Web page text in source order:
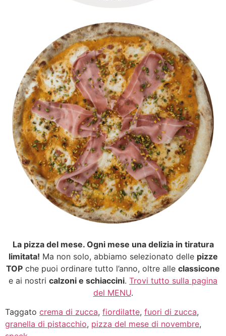
La pizza del mese. Ogni mese una delizia in tiratura
limitata! Ma non solo, abbiamo selezionato delle pizze
TOP che puoi ordinare tutto l’anno, oltre alle classicone
e ai nostri calzoni e schiaccini. Trovi tutto sulla pagina
del MENU.
Taggato crema di zucca, fiordilatte, fuori di zucca,
granella di pistacchio, pizza del mese di novembre,